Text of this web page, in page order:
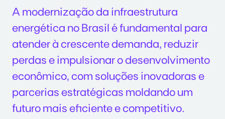
A modernização da infraestrutura
energética no Brasil é fundamental para
atender à crescente demanda, reduzir
perdas e impulsionar o desenvolvimento
econômico, com soluções inovadoras e
parcerias estratégicas moldando um
futuro mais eficiente e competitivo.